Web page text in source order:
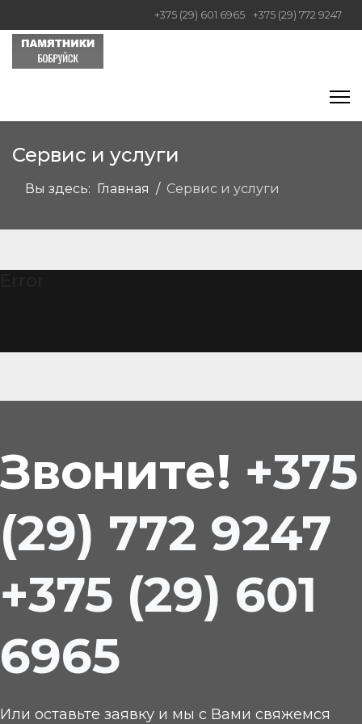
+375 (29) 601 6965 +375 (29) 772 9247
Сервис и услуги
Вы здесь: Главная Сервис и услуги
Звоните! +375
(29) 772 9247
+375 (29) 601
6965
Или оставьте заявку и мы с Вами свяжемся